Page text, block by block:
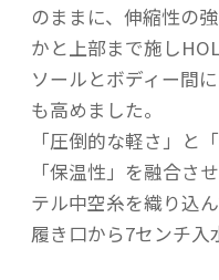
のままに、伸縮性の
かと上部まで施し
ソールとボディー間
も高めました。
「圧倒的な軽さ」と
「保温性」を融合さ
テル中空糸を織り込ん
履き口から7センチ入